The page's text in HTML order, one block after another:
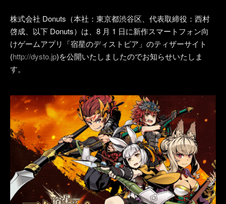
2026
2025
2023
2022
2021
2020
2019
株式会社 Donuts（本社：東京都渋谷区、代表取締役：西村
啓成、以下 Donuts）は、8 月 1 日に新作スマートフォン向
けゲームアプリ「宿星のディストピア」のティザーサイト
(http://dysto.jp)を公開いたしましたのでお知らせいたしま
す。